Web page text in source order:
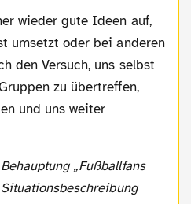
wieder gute Ideen auf,
umsetzt oder bei anderen
den Versuch, uns selbst
zu übertreffen,
und uns weiter